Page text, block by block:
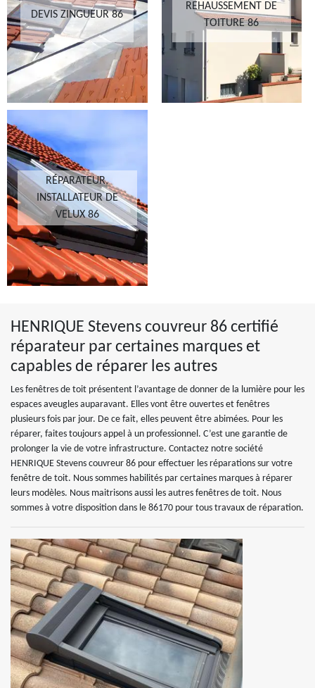
DEVIS ZINGUEUR 86
REHAUSSEMENT DE
TOITURE 86
RÉPARATEUR,
INSTALLATEUR DE
VELUX 86
HENRIQUE Stevens couvreur 86 certifié
réparateur par certaines marques et
capables de réparer les autres
Les fenêtres de toit présentent l’avantage de donner de la lumière pour les
espaces aveugles auparavant. Elles vont être ouvertes et fenêtres
plusieurs fois par jour. De ce fait, elles peuvent être abimées. Pour les
réparer, faites toujours appel à un professionnel. C’est une garantie de
prolonger la vie de votre infrastructure. Contactez notre société
HENRIQUE Stevens couvreur 86 pour effectuer les réparations sur votre
fenêtre de toit. Nous sommes habilités par certaines marques à réparer
leurs modèles. Nous maitrisons aussi les autres fenêtres de toit. Nous
sommes à votre disposition dans le 86170 pour tous travaux de réparation.